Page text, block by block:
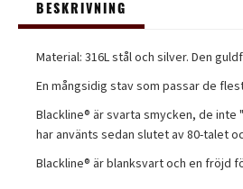
BESKRIVNING
Material: 316L stål och silver. Den
En mångsidig stav som passar de
Blackline® är svarta smycken, de inte
har använts sedan slutet av 80-talet
Blackline® är blanksvart och en fröjd